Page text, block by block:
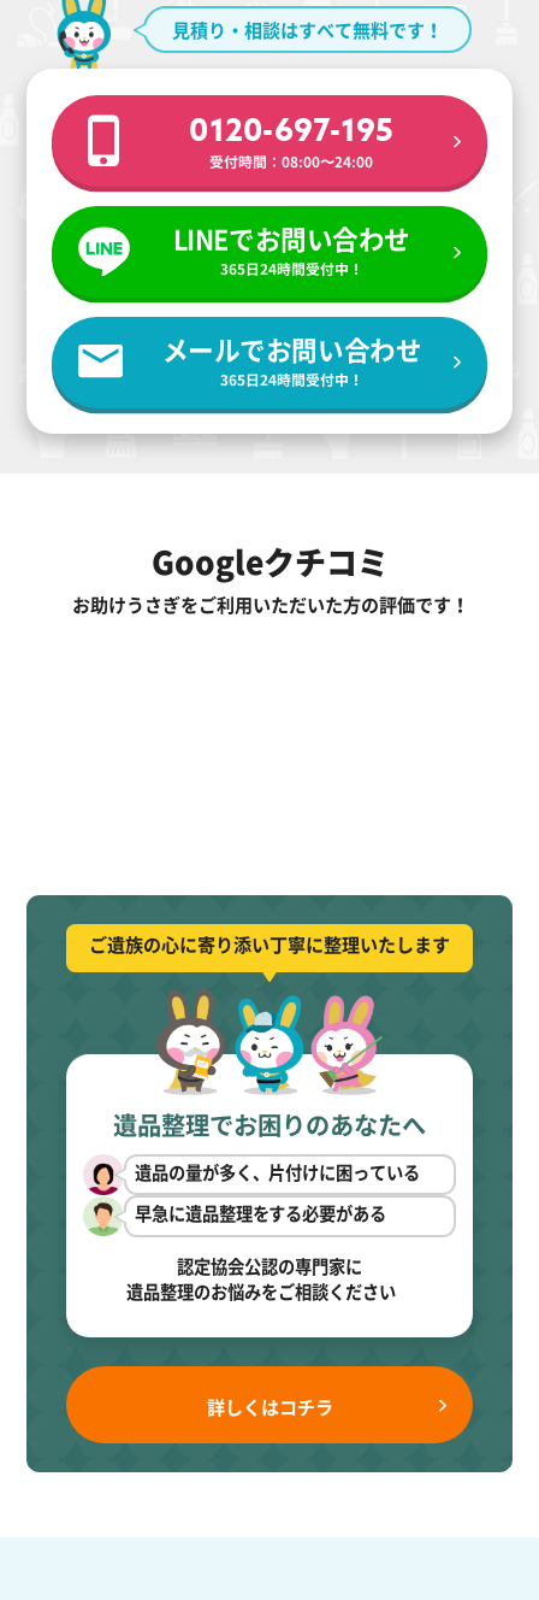
見積り・相談はすべて無料です！
0120-697-195
受付時間：08:00〜24:00
LINEでお問い合わせ
365日24時間受付中！
メールでお問い合わせ
365日24時間受付中！
Googleクチコミ
お助けうさぎをご利用いただいた方の評価です！
ご遺族の心に寄り添い丁寧に整理いたします
遺品整理でお困りのあなたへ
遺品の量が多く、片付けに困っている
早急に遺品整理をする必要がある
認定協会公認の専門家に
遺品整理のお悩みをご相談ください
詳しくはコチラ